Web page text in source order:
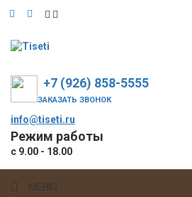
+7 (926) 858-5555
ЗАКАЗАТЬ ЗВОНОК
info@tiseti.ru
Режим работы
с 9.00 - 18.00
МЕНЮ